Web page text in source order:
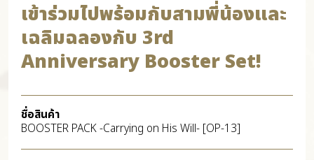
เข้าร่วมไปพร้อมกับสามพี่น้องและ
เฉลิมฉลองกับ 3rd
Anniversary Booster Set!
ชื่อสินค้า
BOOSTER PACK -Carrying on His Will- [OP-13]